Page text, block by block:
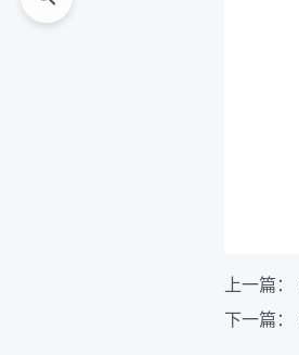
上一篇：
下一篇：